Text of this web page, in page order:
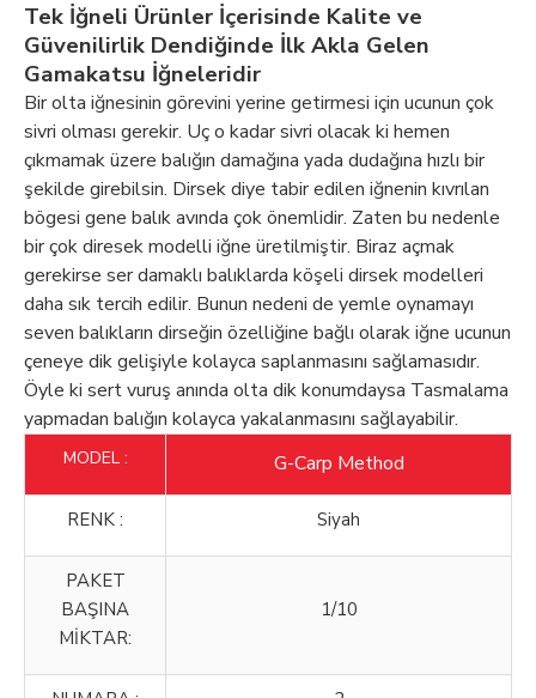
Tek İğneli Ürünler İçerisinde Kalite ve
Güvenilirlik Dendiğinde İlk Akla Gelen
Gamakatsu İğneleridir
Bir olta iğnesinin görevini yerine getirmesi için ucunun çok
sivri olması gerekir. Uç o kadar sivri olacak ki hemen
çıkmamak üzere balığın damağına yada dudağına hızlı bir
şekilde girebilsin. Dirsek diye tabir edilen iğnenin kıvrılan
bögesi gene balık avında çok önemlidir. Zaten bu nedenle
bir çok diresek modelli iğne üretilmiştir. Biraz açmak
gerekirse ser damaklı balıklarda köşeli dirsek modelleri
daha sık tercih edilir. Bunun nedeni de yemle oynamayı
seven balıkların dirseğin özelliğine bağlı olarak iğne ucunun
çeneye dik gelişiyle kolayca saplanmasını sağlamasıdır.
Öyle ki sert vuruş anında olta dik konumdaysa Tasmalama
yapmadan balığın kolayca yakalanmasını sağlayabilir.
MODEL : G-Carp Method
RENK : Siyah
PAKET
BAŞINA
MİKTAR:
1/10